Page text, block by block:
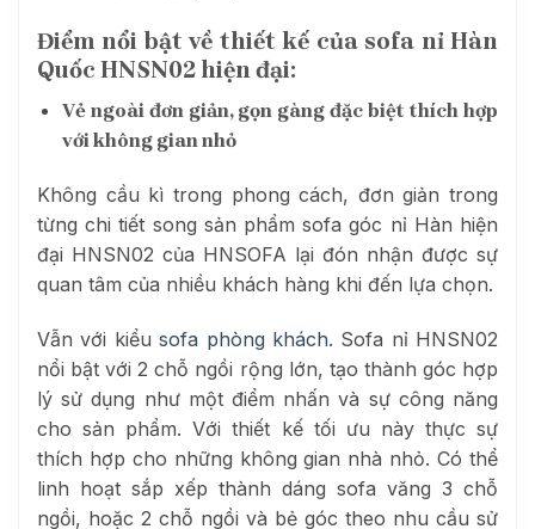
Điểm nổi bật về thiết kế củasofa nỉ Hàn
Quốc HNSN02 hiện đại:
Vẻ ngoài đơn giản, gọn gàng đặc biệt thích hợp
với không gian nhỏ
Không cầu kì trong phong cách, đơn giản trong
từng chi tiết song sản phẩm sofa góc nỉ Hàn hiện
đại HNSN02 của HNSOFA lại đón nhận được sự
quan tâm của nhiều khách hàng khi đến lựa chọn.
Vẫn với kiểusofa phòng khách. Sofa nỉ HNSN02
nổi bật với 2 chỗ ngồi rộng lớn, tạo thành góc hợp
lý sử dụng như một điểm nhấn và sự công năng
cho sản phẩm. Với thiết kế tối ưu này thực sự
thích hợp cho những không gian nhà nhỏ. Có thể
linh hoạt sắp xếp thành dáng sofa văng 3 chỗ
ngồi, hoặc 2 chỗ ngồi và bẻ góc theo nhu cầu sử